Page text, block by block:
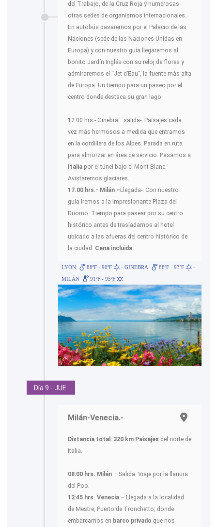
del Trabajo, de la Cruz Roja y numerosas
otras sedes de organismos internacionales.
En autobús pasaremos por el Palacio de las
Naciones (sede de las Naciones Unidas en
Europa) y con nuestro guía llegaremos al
bonito Jardín Inglés con su reloj de flores y
admiraremos el “Jet d’Eau”, la fuente más alta
de Europa. Un tiempo para un paseo por el
centro donde destaca su gran lago.
12.00 hrs.- Ginebra –salida-. Paisajes cada
vez más hermosos a medida que entramos
en la cordillera de los Alpes. Parada en ruta
para almorzar en área de servicio. Pasamos a
Italia por el túnel bajo el Mont Blanc.
Avistaremos glaciares.
17.00 hrs.- Milán – Llegada-. Con nuestro
guía iremos a la impresionante Plaza del
Duomo. Tiempo para pasear por su centro
histórico antes de trasladarnos al hotel
ubicado a las afueras del centro histórico de
la ciudad. Cena incluida.
LYON 88ºF - 90ºF - GINEBRA 88ºF - 93ºF
-
MILÁN
91ºF - 95ºF
Día 9 - JUE.
Milán-Venecia.-
Distancia total: 320 km Paisajes del norte de
Italia.
08:00 hrs. Milán – Salida. Viaje por la llanura
del Poo.
12:45 hrs. Venecia – Llegada a la localidad
de Mestre, Puerto de Tronchetto, donde
embarcamos en barco privado que nos